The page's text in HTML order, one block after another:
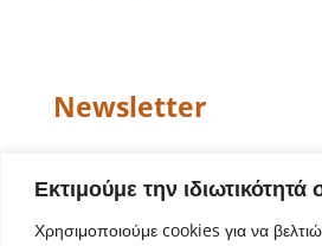
Εκτιμούμε την ιδιωτικότητά
Χρησιμοποιούμε cookies για να
Newsletter